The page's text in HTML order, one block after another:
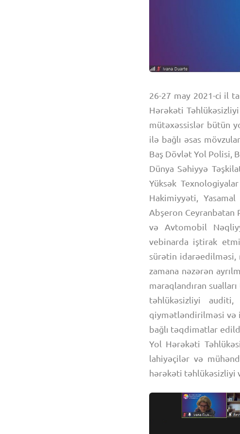
26-27 may 2021-ci il
Hərəkəti
mütəxəssislər bütün
ilə bağlı əsas
Baş Dövlət Yol Polisi,
Dünya Səhiyyə
Yüksək
Hakimiyyəti,
Abşeron Ceyranbatan
və Avtomobil
vebinarda iştirak
sürətin idarəedilməsi,
zamana nəzərən
maraqlandıran
təhlükəsizliyi
qiymətləndirilməsi və
bağlı təqdimatlar
Yol Hərəkəti
lahiyəçilər və
hərəkəti